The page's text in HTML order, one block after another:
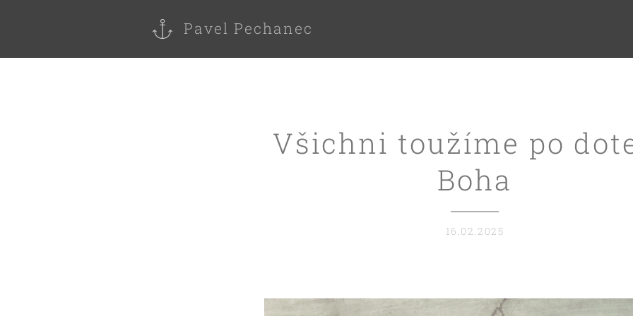
Pavel Pechanec
Všichni toužíme po
Boha
16.02.2025